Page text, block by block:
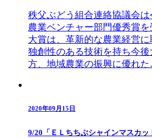
秩父ぶどう組合連絡協議会は
農業ベンチャー部門優秀賞
大賞は、革新的な農業経営に
独創性のある技術を持ち今
方、地域農業の振興に優れ
2020年09月15日
9/20「ＥＬちちぶシャインマスカ